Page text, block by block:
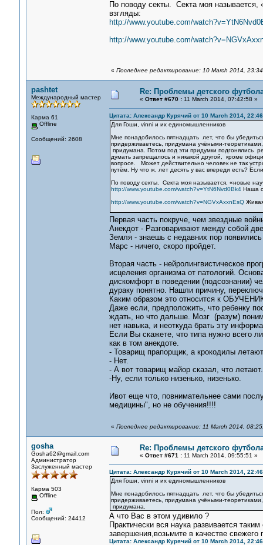
По поводу секты. Секта моя называется,
взгляды:
http://www.youtube.com/
http://www.youtube.com/
« Последнее редактирование: 10 March 2014,
pashtet
Международный мастер
Карма 61
Offline
Сообщений: 2608
Re: Проблемы детского
« Ответ #670 :11 March 2014, 07:42:58 »
Цитата: Александр Курячий от 10 March 2014,
Для Гоши, vinni и их единомышленников
Мне понадобилось пятнадцать лет, что бы
придерживаетесь, придумана учёными-
придумана. Потом под эти придумки подгонялись
думать запрещалось и никакой другой, кроме
вопросе. Может действительно человек не так
путём. Ну что ж, лет десять у вас впереди есть?
По поводу секты. Секта моя называется, «новые
http://www.youtube.com/watch?v=YtN6Nvd0Bk4Наша
http://www.youtube.com/watch?v=NGVxAxxnEsQ
Первая часть покруче, чем звездные
Анекдот - Разговаривают между собой
Земля - знаешь с недавних пор
Марс - ничего, скоро пройдет.
Вторая часть - нейролингвистическое
исцеления организма от патологий.
дискомфорт в поведении (подсознании)
дураку понятно. Нашли причину,
Каким образом это относится к
Даже если, предположить, что ребенку
ждать, но что дальше. Мозг (разум)
нет навыка, и неоткуда брать эту
Если Вы скажете, что типа нужно всего
как в том анекдоте.
- Товарищ прапорщик, а крокодилы
- Нет.
- А вот товарищ майор сказал, что летают.
-Ну, если только низенько, низенько.
Ивот еще что, повнимательнее сами
медицины", но не обучения!!!!
« Последнее редактирование: 11 March 2014,
gosha
Gosha62@gmail.com
Администратор
Заслуженный мастер
Карма 503
Offline
Пол:
Сообщений: 24412
Re: Проблемы детского
« Ответ #671 :11 March 2014, 09:55:51 »
Цитата: Александр Курячий от 10 March 2014,
Для Гоши, vinni и их единомышленников
Мне понадобилось пятнадцать лет, что бы
придерживаетесь, придумана учёными-
придумана.
А что Вас в этом удивило ?
Практически вся наука развивается
завершения,возьмите в качестве
Цитата: Александр Курячий от 10 March 2014,